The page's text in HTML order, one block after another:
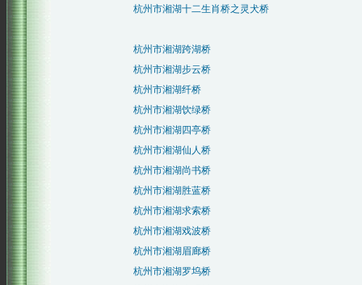
杭州市湘湖十二生肖桥之灵犬桥
杭州市湘湖跨湖桥
杭州市湘湖步云桥
杭州市湘湖纤桥
杭州市湘湖饮绿桥
杭州市湘湖四亭桥
杭州市湘湖仙人桥
杭州市湘湖尚书桥
杭州市湘湖胜蓝桥
杭州市湘湖求索桥
杭州市湘湖戏波桥
杭州市湘湖眉廊桥
杭州市湘湖罗坞桥